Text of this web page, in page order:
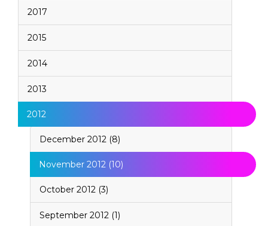
2017
2015
2014
2013
2012
December 2012 (8)
November 2012 (10)
October 2012 (3)
September 2012 (1)